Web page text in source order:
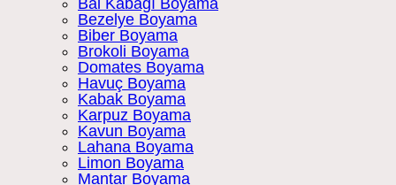
Bal Kabağı Boyama
Bezelye Boyama
Biber Boyama
Brokoli Boyama
Domates Boyama
Havuç Boyama
Kabak Boyama
Karpuz Boyama
Kavun Boyama
Lahana Boyama
Limon Boyama
Mantar Boyama